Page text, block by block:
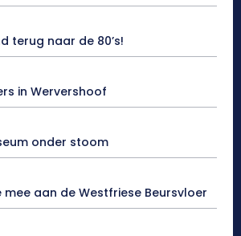
terug naar de 80’s!
in Wervershoof
onder stoom
mee aan de Westfriese Beursvloer